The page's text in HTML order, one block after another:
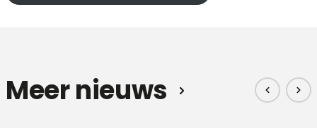
Meer nieuws